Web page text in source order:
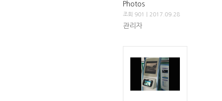
Photos
조회 901 | 2017.09.28
관리자